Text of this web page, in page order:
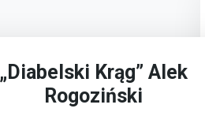
„Diabelski Krąg” Alek
Rogoziński